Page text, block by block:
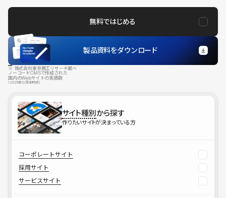
無料ではじめる
製品資料をダウンロード
※ 株式会社東京商工リサーチ調べ
ノーコードCMSで作成された
国内のWebサイトの実績数
（2025年12月末時点）
サイト種別から探す
作りたいサイトが決まっている方
コーポレートサイト
採用サイト
サービスサイト